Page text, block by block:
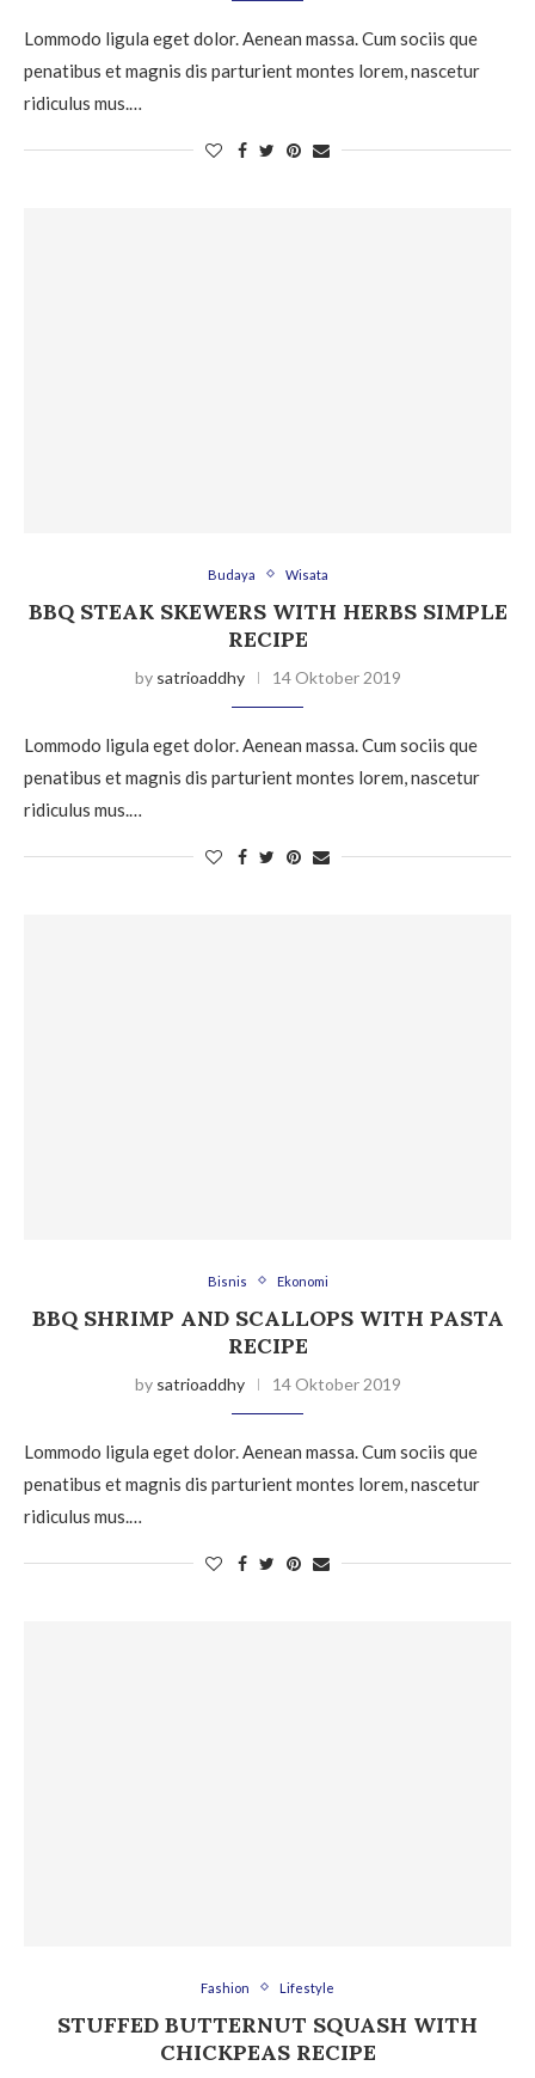
Lommodo ligula eget dolor. Aenean massa. Cum sociis que
penatibus et magnis dis parturient montes lorem, nascetur
ridiculus mus.…
Budaya Wisata
BBQ STEAK SKEWERS WITH HERBS SIMPLE
RECIPE
by satrioaddhy 14 Oktober 2019
Lommodo ligula eget dolor. Aenean massa. Cum sociis que
penatibus et magnis dis parturient montes lorem, nascetur
ridiculus mus.…
Bisnis Ekonomi
BBQ SHRIMP AND SCALLOPS WITH PASTA
RECIPE
by satrioaddhy 14 Oktober 2019
Lommodo ligula eget dolor. Aenean massa. Cum sociis que
penatibus et magnis dis parturient montes lorem, nascetur
ridiculus mus.…
Fashion Lifestyle
STUFFED BUTTERNUT SQUASH WITH
CHICKPEAS RECIPE